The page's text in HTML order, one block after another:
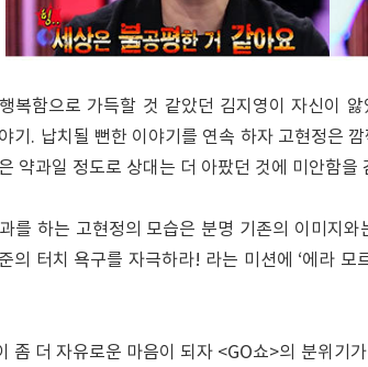
복함으로 가득할 것 같았던 김지영이 자신이
기. 납치될 뻔한 이야기를 연속 하자 고현정은
약과일 정도로 상대는 더 아팠던 것에 미안함을
를 하는 고현정의 모습은 분명 기존의 이미지
의 터치 욕구를 자극하라! 라는 미션에 ‘에라 모
좀 더 자유로운 마음이 되자 <GO쇼>의 분위기